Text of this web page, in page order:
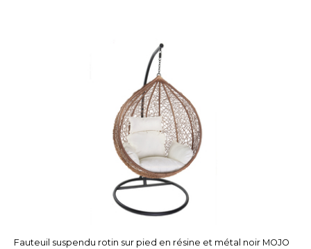
Fauteuil suspendu rotin sur pied en résine et métal noir MOJO